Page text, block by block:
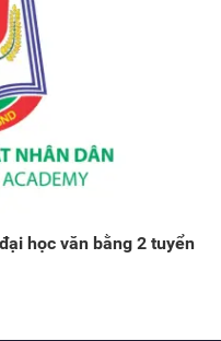
học văn bằng 2 tuyển